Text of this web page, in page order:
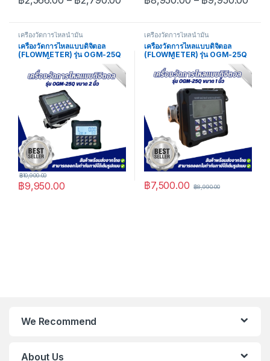
เครื่องวัดการไหลน้ำมัน
เครื่องวัดการไหลแบบดิจิตอล
(FLOWMETER) รุ่น OGM-25Q
฿9,950.00
฿10,900.00
เครื่องวัดการไหลน้ำมัน
เครื่องวัดการไหลแบบดิจิตอล
(FLOWMETER) รุ่น OGM-25Q
฿7,500.00 ฿8,990.00
We Recommend
About Us